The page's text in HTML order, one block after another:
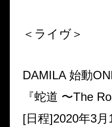
＜ライヴ＞
DAMILA 始動
『蛇道 〜The
[日程]2020年3月